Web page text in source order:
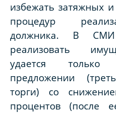
избежать затяжных
процедур
должника. В СМИ
реализовать
удается
предложении
торги) со
процентов (после